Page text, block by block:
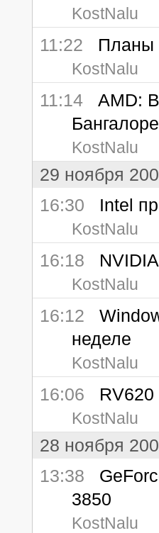
KostNalu
11:22 Планы
KostNalu
11:14 AMD:
KostNalu
29 ноября
16:30 Intel
KostNalu
16:18
KostNalu
16:12
неделе
KostNalu
16:06 RV620
KostNalu
28 ноября
13:38
3850
KostNalu